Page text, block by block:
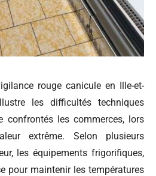
rouge canicule en Ille-et-
les difficultés techniques
confrontés les commerces, lors
extrême. Selon plusieurs
les équipements frigorifiques,
pour maintenir les températures